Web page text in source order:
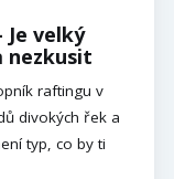
Je velký
nezkusit
raftingu v
divokých řek a
typ, co by ti